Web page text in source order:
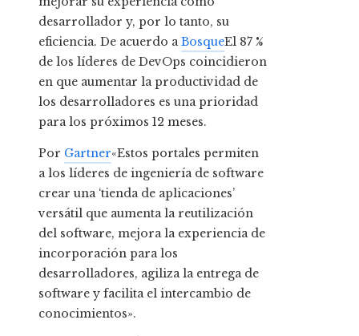
desarrollador y, por lo tanto, su
eficiencia. De acuerdo aBosqueEl 87 %
de los líderes de DevOps coincidieron
en que aumentar la productividad de
los desarrolladores es una prioridad
para los próximos 12 meses.
Por Gartner«Estos portales permiten
a los líderes de ingeniería de software
crear una ‘tienda de aplicaciones’
versátil que aumenta la reutilización
del software, mejora la experiencia de
incorporación para los
desarrolladores, agiliza la entrega de
software y facilita el intercambio de
conocimientos».